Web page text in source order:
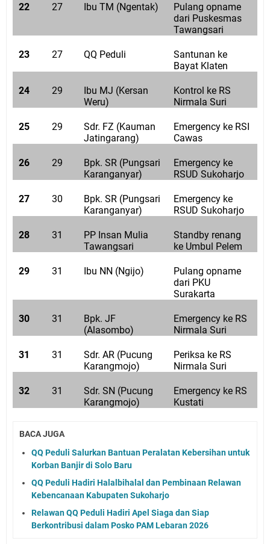
22 27 Ibu TM (Ngentak)
Pulang opname
dari Puskesmas
Tawangsari
23 27 QQ Peduli
Santunan ke
Bayat Klaten
24 29
Ibu MJ (Kersan
Weru)
Kontrol ke RS
Nirmala Suri
25 29
Sdr. FZ (Kauman
Jatingarang)
Emergency ke RSI
Cawas
26 29
Bpk. SR (Pungsari
Karanganyar)
Emergency ke
RSUD Sukoharjo
27 30
Bpk. SR (Pungsari
Karanganyar)
Emergency ke
RSUD Sukoharjo
28 31
PP Insan Mulia
Tawangsari
Standby renang
ke Umbul Pelem
29 31 Ibu NN (Ngijo)
Pulang opname
dari PKU
Surakarta
30 31
Bpk. JF
(Alasombo)
Emergency ke RS
Nirmala Suri
31 31
Sdr. AR (Pucung
Karangmojo)
Periksa ke RS
Nirmala Suri
32 31
Sdr. SN (Pucung
Karangmojo)
Emergency ke RS
Kustati
BACA JUGA
QQ Peduli Salurkan Bantuan Peralatan Kebersihan untuk
Korban Banjir di Solo Baru
QQ Peduli Hadiri Halalbihalal dan Pembinaan Relawan
Kebencanaan Kabupaten Sukoharjo
Relawan QQ Peduli Hadiri Apel Siaga dan Siap
Berkontribusi dalam Posko PAM Lebaran 2026